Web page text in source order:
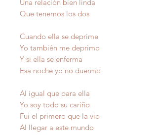
Una relación bien linda
Que tenemos los dos
Cuando ella se deprime
Yo también me deprimo
Y si ella se enferma
Esa noche yo no duermo
Al igual que para ella
Yo soy todo su cariño
Fui el primero que la vio
Al llegar a este mundo